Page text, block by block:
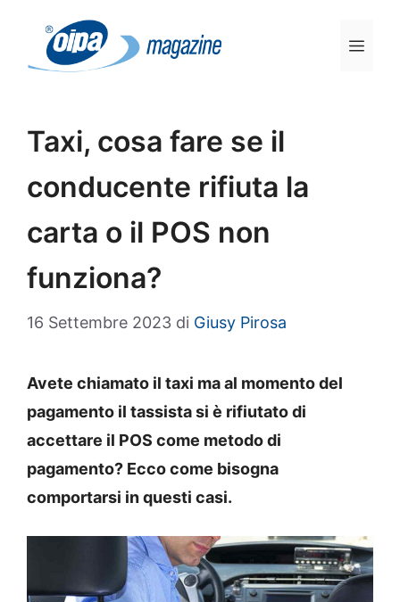
contenuto
Taxi, cosa fare se il
conducente rifiuta la
carta o il POS non
funziona?
16 Settembre 2023 di Giusy Pirosa
Avete chiamato il taxi ma al momento del
pagamento il tassista si è rifiutato di
accettare il POS come metodo di
pagamento? Ecco come bisogna
comportarsi in questi casi.